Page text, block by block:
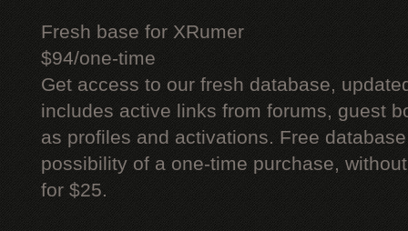
Fresh base for XRumer
$94/one-time
Get access to our fresh database,
includes active links from forums, guest
as profiles and activations. Free
possibility of a one-time purchase,
for $25.